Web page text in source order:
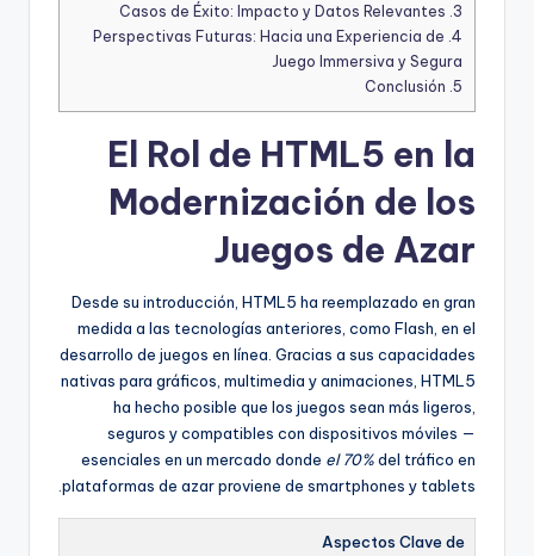
3.
4.
Perspectivas Futuras: Hacia una Experiencia de
Juego Immersiva y Segura
5.
El Rol de HTML5 en la
Modernización de los
Juegos de Azar
Desde su introducción, HTML5 ha reemplazado en gran
medida a las tecnologías anteriores, como Flash, en el
desarrollo de juegos en línea. Gracias a sus capacidades
nativas para gráficos, multimedia y animaciones, HTML5
ha hecho posible que los juegos sean más ligeros,
seguros y compatibles con dispositivos móviles —
esenciales en un mercado donde el 70%del tráfico en
plataformas de azar proviene de smartphones y tablets.
Aspectos Clave de